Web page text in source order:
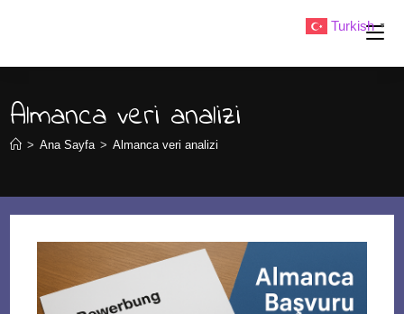
Almanca veri analizi
> Ana Sayfa > Almanca veri analizi
Turkish ▼